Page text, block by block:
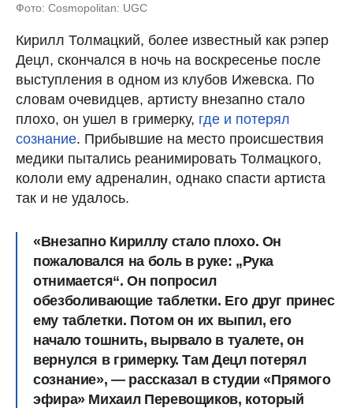
Фото: Cosmopolitan: UGC
Кирилл Толмацкий, более известный как рэпер
Децл, скончался в ночь на воскресенье после
выступления в одном из клубов Ижевска. По
словам очевидцев, артисту внезапно стало
плохо, он ушел в гримерку, где и потерял
сознание. Прибывшие на место происшествия
медики пытались реанимировать Толмацкого,
кололи ему адреналин, однако спасти артиста
так и не удалось.
«Внезапно Кириллу стало плохо. Он
пожаловался на боль в руке: „Рука
отнимается“. Он попросил
обезболивающие таблетки. Его друг принес
ему таблетки. Потом он их выпил, его
начало тошнить, вырвало в туалете, он
вернулся в гримерку. Там Децл потерял
сознание», — рассказал в студии «Прямого
эфира» Михаил Перевощиков, который